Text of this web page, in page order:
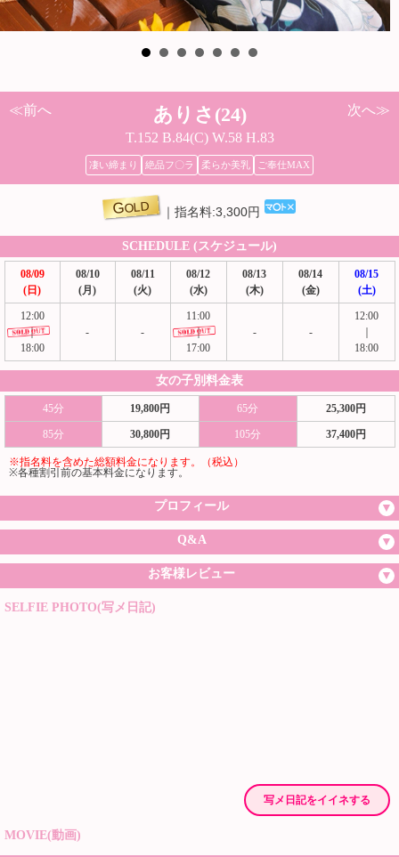
次へ≫
≪前へ ありさ(24)
T.152 B.84(C) W.58 H.83
凄い締まり 絶品フ〇ラ 柔らか美乳 ご奉仕MAX
GOLD 指名料:3,300円
SCHEDULE (スケジュール)
08/09
(日)
08/10
(月)
08/11
(火)
08/12
(水)
08/13
(木)
08/14
(金)
08/15
(土)
12:00
｜
18:00
- -
11:00
｜
17:00
- -
12:00
18:00
女の子別料金表
45分 19,800円 65分 25,300円
85分 30,800円 105分 37,400円
※指名料を含めた総額料金になります。（税込）
※各種割引前の基本料金になります。
プロフィール
Q&A
お客様レビュー
SELFIE PHOTO(写メ日記)
写メ日記をイイネする
MOVIE(動画)